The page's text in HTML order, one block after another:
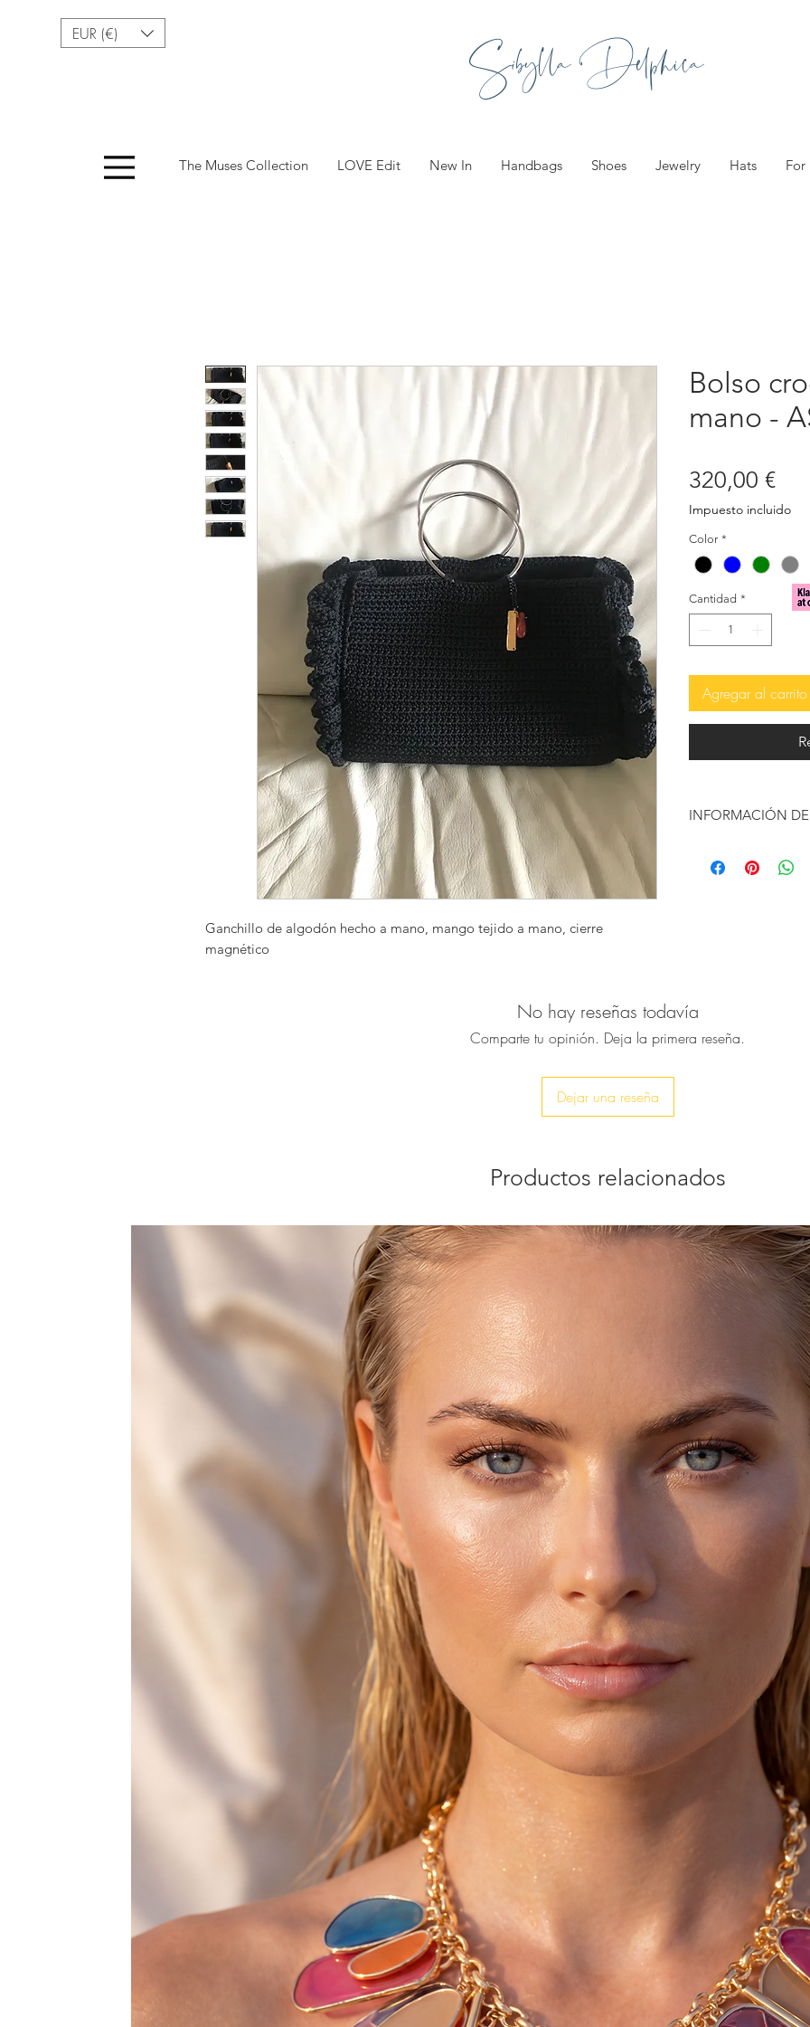
EUR (€) Sibylla Delphica
The Muses Collection LOVE Edit New In Handbags Shoes Jewelry Hats For
Ganchillo de algodón hecho a mano, mango tejido a mano, cierre
magnético
Bolso
mano -
320,00 €
Impuesto incluido
Color *
Cantidad *
Agregar al carrito
INFORMACIÓN
ASTARTE, bolso
Combínalo con
Ancho: 35 cm /
No hay reseñas todavía
Comparte tu opinión. Deja la primera reseña.
Dejar una reseña
Productos relacionados